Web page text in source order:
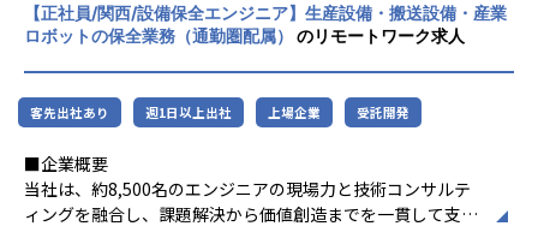
■0→1フェーズの面白さ
セキュリティガバナンス、監視・オブザーバビリティ基盤、I
aC による自動化など、これから整備していくテーマが揃って
います。既存の仕組みを維持するのではなく、自分の手で土
台を作り上げる経験ができます。
■マネジメントへのキャリアパス
リーダー候補として、技術方針の策定・標準化・メンバー育
成にも携わります。スペシャリストとマネジメントの両方の
【正社員/関西/設備保全エンジニア】生産設備・搬送設備・産業
ロボットの保全業務（通勤圏配属）
のリモートワーク求人
客先出社あり 週1日以上出社 上場企業 受託開発
■企業概要
当社は、約8,500名のエンジニアの現場力と技術コンサルテ
ィングを融合し、課題解決から価値創造までを一貫して支援